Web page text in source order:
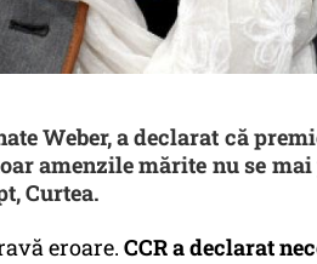
Weber, a declarat că
amenzile mărite nu se
Curtea.
eroare. CCR a declarat